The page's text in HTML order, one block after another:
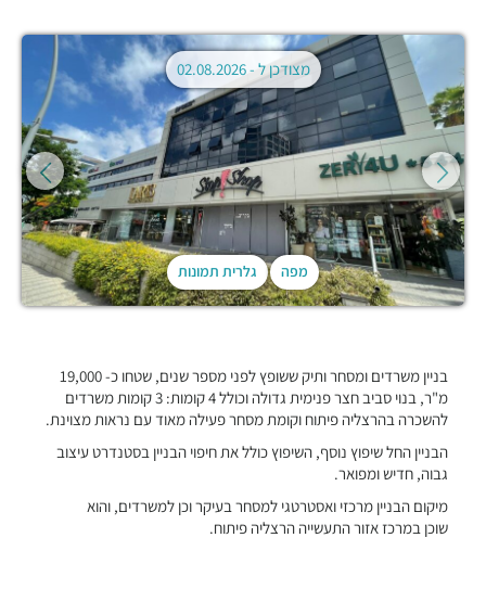
מפה גלרית תמונות
מצודכן ל -02.08.2026
בניין משרדים ומסחר ותיק ששופץ לפני מספר שנים, שטחו כ- 19,000
מ"ר, בנוי סביב חצר פנימית גדולה וכולל 4 קומות: 3 קומות משרדים
להשכרה בהרצליה פיתוח וקומת מסחר פעילה מאוד עם נראות מצוינת.
הבניין החל שיפוץ נוסף, השיפוץ כולל את חיפוי הבניין בסטנדרט עיצוב
גבוה, חדיש ומפואר.
מיקום הבניין מרכזי ואסטרטגי למסחר בעיקר וכן למשרדים, והוא
שוכן במרכז אזור התעשייה הרצליה פיתוח.